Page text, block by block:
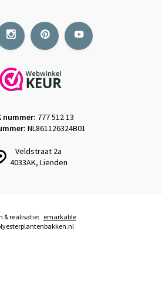
Veldstraat 2a
4033AK, Lienden
nummer: 777 512 13
NL861126324B01
& realisatie: emarkable